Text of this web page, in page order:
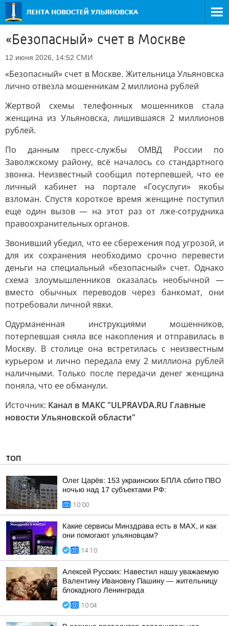
«Безопасный» счет в Москве
12 июня 2026, 14:52 СМИ
«Безопасный» счет в Москве. Жительница Ульяновска
лично отвезла мошенникам 2 миллиона рублей
Жертвой схемы телефонных мошенников стала
женщина из Ульяновска, лишившаяся 2 миллионов
рублей.
По данным пресс-службы ОМВД России по
Заволжскому району, всё началось со стандартного
звонка. Неизвестный сообщил потерпевшей, что ее
личный кабинет на портале «Госуслуги» якобы
взломан. Спустя короткое время женщине поступил
еще один вызов — на этот раз от лже-сотрудника
правоохранительных органов.
Звонивший убедил, что ее сбережения под угрозой, и
для их сохранения необходимо срочно перевести
деньги на специальный «безопасный» счет. Однако
схема злоумышленников оказалась необычной —
вместо обычных переводов через банкомат, они
потребовали личной явки.
Одурманенная инструкциями мошенников,
потерпевшая сняла все накопления и отправилась в
Москву. В столице она встретилась с неизвестным
курьером и лично передала ему 2 миллиона рублей
наличными. Только после передачи денег женщина
поняла, что ее обманули.
Источник: Канал в МАКС "ULPRAVDA.RU Главные
новости Ульяновской области"
ТОП
Олег Царёв: 153 украинских БПЛА сбито ПВО
ночью над 17 субъектами РФ:
10:00
Какие сервисы Минздрава есть в МАХ, и как
они помогают ульяновцам?
14:10
Алексей Русских: Навестил нашу уважаемую
Валентину Ивановну Пашину — жительницу
блокадного Ленинграда
10:04